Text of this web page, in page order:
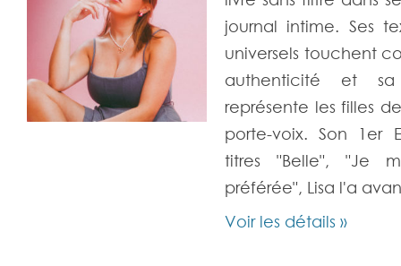
journal intime. Ses
universels touchent
authenticité et sa
représente les filles
porte-voix. Son 1er
titres "Belle", "Je
préférée", Lisa l'a
Voir les détails »